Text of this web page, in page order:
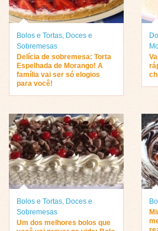
Bolos e Tortas, Doces e
Sobremesas
Delícia de sobremesa: Torta
Espelhada de Morango! A
família vai ser só elogios
para você!
Bolos e Tortas, Doces e
Sobremesas
Um dos melhores bolos que